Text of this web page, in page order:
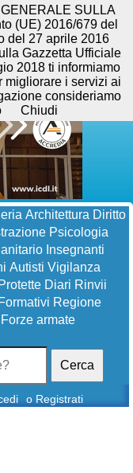
Architettura Diritto
Psicologia
Insegnanti
Autisti Vigilanza
Diari Rinvii
Regione
Forze armate
Cerca
o Registrati
SULLA
(UE) 2016/679 del
del 27 aprile 2016
Gazzetta Ufficiale
2018 ti informiamo
migliorare i servizi ai
consideriamo
Chiudi